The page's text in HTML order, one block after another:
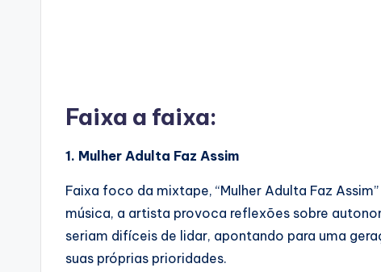
Faixa a faixa:
1. Mulher Adulta Faz Assim
Faixa foco da mixtape, “Mulher Adulta Faz
música, a artista provoca reflexões sobre
seriam difíceis de lidar, apontando para uma
suas próprias prioridades.